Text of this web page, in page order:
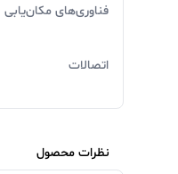
آمپری داخل
انجام خواهد داد.
فناوری‌های مکان‌یابی
اتصالات
نظرات محصول